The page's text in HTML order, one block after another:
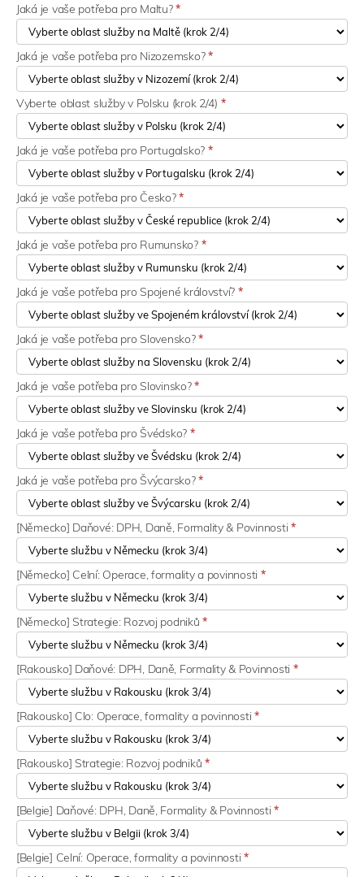
Jaká je vaše potřeba pro Maltu?*
Jaká je vaše potřeba pro Nizozemsko?*
Vyberte oblast služby v Polsku (krok 2/4) *
Jaká je vaše potřeba pro Portugalsko? *
Jaká je vaše potřeba pro Česko?*
Jaká je vaše potřeba pro Rumunsko? *
Jaká je vaše potřeba pro Spojené království? *
Jaká je vaše potřeba pro Slovensko?*
Jaká je vaše potřeba pro Slovinsko?*
Jaká je vaše potřeba pro Švédsko? *
Jaká je vaše potřeba pro Švýcarsko?*
[Německo] Daňové: DPH, Daně, Formality & Povinnosti*
[Německo] Celní: Operace, formality a povinnosti *
[Německo] Strategie: Rozvoj podniků*
[Rakousko] Daňové: DPH, Daně, Formality & Povinnosti *
[Rakousko] Clo: Operace, formality a povinnosti*
[Rakousko] Strategie: Rozvoj podniků *
[Belgie] Daňové: DPH, Daně, Formality & Povinnosti*
[Belgie] Celní: Operace, formality a povinnosti*